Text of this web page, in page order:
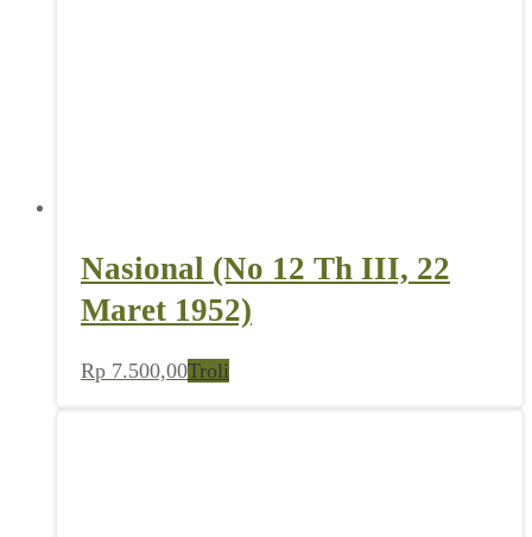
Nasional (No 12 Th III, 22
Maret 1952)
Rp 7.500,00Troli